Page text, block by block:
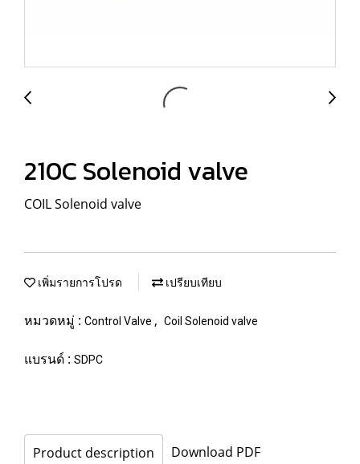
210C Solenoid valve
COIL Solenoid valve
เพิ่มรายการโปรด เปรียบเทียบ
หมวดหมู่ : Control Valve , Coil Solenoid valve
แบรนด์ : SDPC
Product description Download PDF